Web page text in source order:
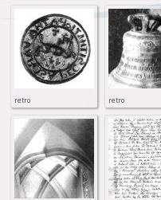
retro retro